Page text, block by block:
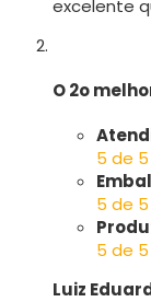
excelente
O 2o
5 de 5
5 de 5
5 de 5
Luiz